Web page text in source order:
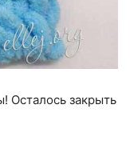
Осталось закрыть